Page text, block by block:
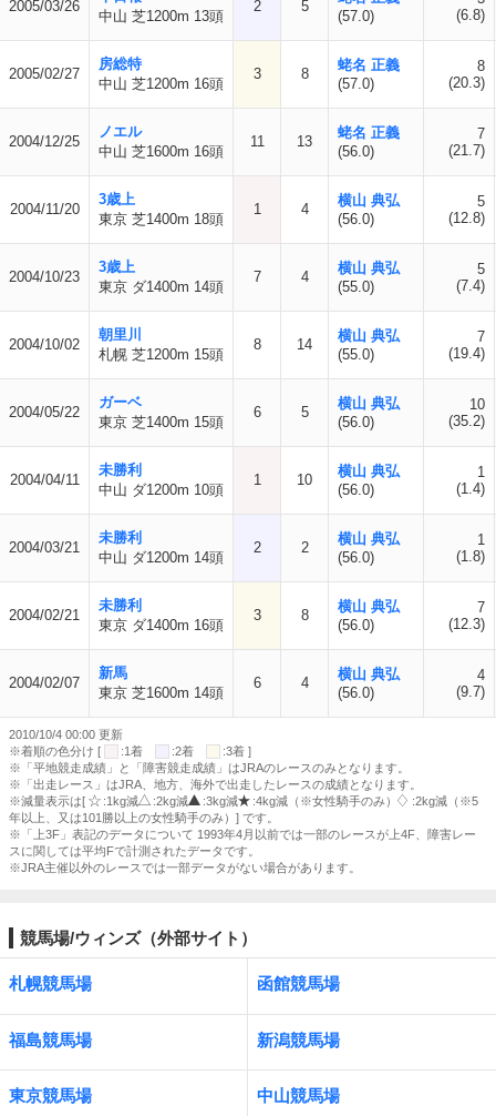
2005/03/26
中山 芝1200m 13頭
2 5
(57.0)
(6.8)
2005/02/27
房総特
中山 芝1200m 16頭
3 8
蛯名 正義
(57.0)
8
(20.3)
2004/12/25
ノエル
中山 芝1600m 16頭
11 13
蛯名 正義
(56.0)
7
(21.7)
2004/11/20
3歳上
東京 芝1400m 18頭
1 4
横山 典弘
(56.0)
5
(12.8)
2004/10/23
3歳上
東京 ダ1400m 14頭
7 4
横山 典弘
(55.0)
5
(7.4)
2004/10/02
朝里川
札幌 芝1200m 15頭
8 14
横山 典弘
(55.0)
7
(19.4)
2004/05/22
ガーベ
東京 芝1400m 15頭
6 5
横山 典弘
(56.0)
10
(35.2)
2004/04/11
未勝利
中山 ダ1200m 10頭
1 10
横山 典弘
(56.0)
1
(1.4)
2004/03/21
未勝利
中山 ダ1200m 14頭
2 2
横山 典弘
(56.0)
1
(1.8)
2004/02/21
未勝利
東京 ダ1400m 16頭
3 8
横山 典弘
(56.0)
7
(12.3)
2004/02/07
新馬
東京 芝1600m 14頭
6 4
横山 典弘
(56.0)
4
(9.7)
2010/10/4 00:00 更新
※着順の色分け [
:1着 :2着
:3着 ]
※「平地競走成績」と「障害競走成績」はJRAのレースのみとなります。
※「出走レース」はJRA、地方、海外で出走したレースの成績となります。
※減量表示は[
:1kg減 :2kg減 :3kg減 :4kg減（※女性騎手のみ）
:2kg減（※5
年以上、又は101勝以上の女性騎手のみ）] です。
※「上3F」表記のデータについて 1993年4月以前では一部のレースが上4F、障害レー
スに関しては平均Fで計測されたデータです。
※JRA主催以外のレースでは一部データがない場合があります。
競馬場/ウィンズ（外部サイト）
札幌競馬場 函館競馬場
福島競馬場 新潟競馬場
東京競馬場 中山競馬場